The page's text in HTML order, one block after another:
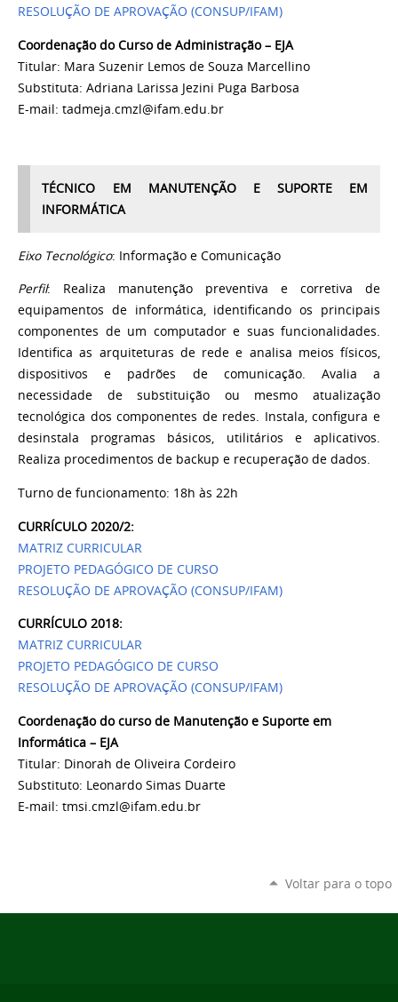
RESOLUÇÃO DE APROVAÇÃO (CONSUP/IFAM)
Coordenação do Curso de Administração – EJA
Titular: Mara Suzenir Lemos de Souza Marcellino
Substituta: Adriana Larissa Jezini Puga Barbosa
E-mail: tadmeja.cmzl@ifam.edu.br
TÉCNICO EM MANUTENÇÃO E SUPORTE EM
INFORMÁTICA
Eixo Tecnológico: Informação e Comunicação
Perfil: Realiza manutenção preventiva e corretiva de
equipamentos de informática, identificando os principais
componentes de um computador e suas funcionalidades.
Identifica as arquiteturas de rede e analisa meios físicos,
dispositivos e padrões de comunicação. Avalia a
necessidade de substituição ou mesmo atualização
tecnológica dos componentes de redes. Instala, configura e
desinstala programas básicos, utilitários e aplicativos.
Realiza procedimentos de backup e recuperação de dados.
Turno de funcionamento: 18h às 22h
CURRÍCULO 2020/2:
MATRIZ CURRICULAR
PROJETO PEDAGÓGICO DE CURSO
RESOLUÇÃO DE APROVAÇÃO (CONSUP/IFAM)
CURRÍCULO 2018:
MATRIZ CURRICULAR
PROJETO PEDAGÓGICO DE CURSO
RESOLUÇÃO DE APROVAÇÃO (CONSUP/IFAM)
Coordenação do curso de Manutenção e Suporte em
Informática – EJA
Titular: Dinorah de Oliveira Cordeiro
Substituto: Leonardo Simas Duarte
E-mail: tmsi.cmzl@ifam.edu.br
Voltar para o topo